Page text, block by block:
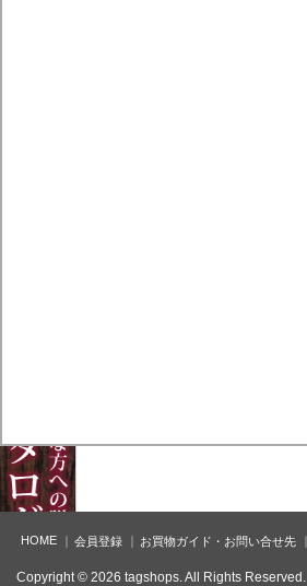
HOME 会員登録 お買物ガイド・お問い合せ先
Copyright © 2026 tagshops. All Rights Reserved.